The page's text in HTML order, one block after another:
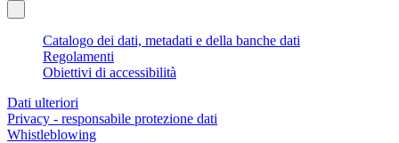
Catalogo dei dati, metadati e della banche dati
Regolamenti
Obiettivi di accessibilità
Dati ulteriori
Privacy - responsabile protezione dati
Whistleblowing